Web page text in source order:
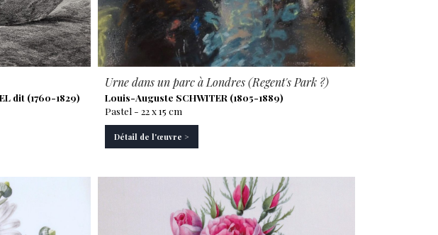
dit (1760-1829)
Urne dans un parc à Londres (Regent's Park ?)
Louis-Auguste SCHWITER (1805-1889)
Pastel - 22 x 15 cm
Détail de l'œuvre >